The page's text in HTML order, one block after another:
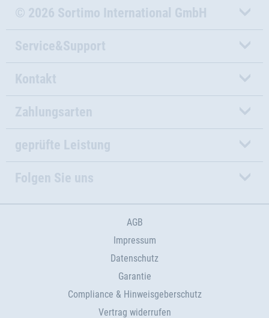
© 2026 Sortimo International GmbH
Service&Support
Kontakt
Zahlungsarten
geprüfte Leistung
Folgen Sie uns
AGB
Impressum
Datenschutz
Garantie
Compliance & Hinweisgeberschutz
Vertrag widerrufen